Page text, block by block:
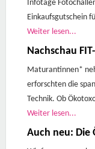
Infotage
Einkaufsgutschein
Weiter lesen...
Nachschau
Maturantinnen*
erforschten die
Technik. Ob
Weiter lesen...
Auch neu: Die